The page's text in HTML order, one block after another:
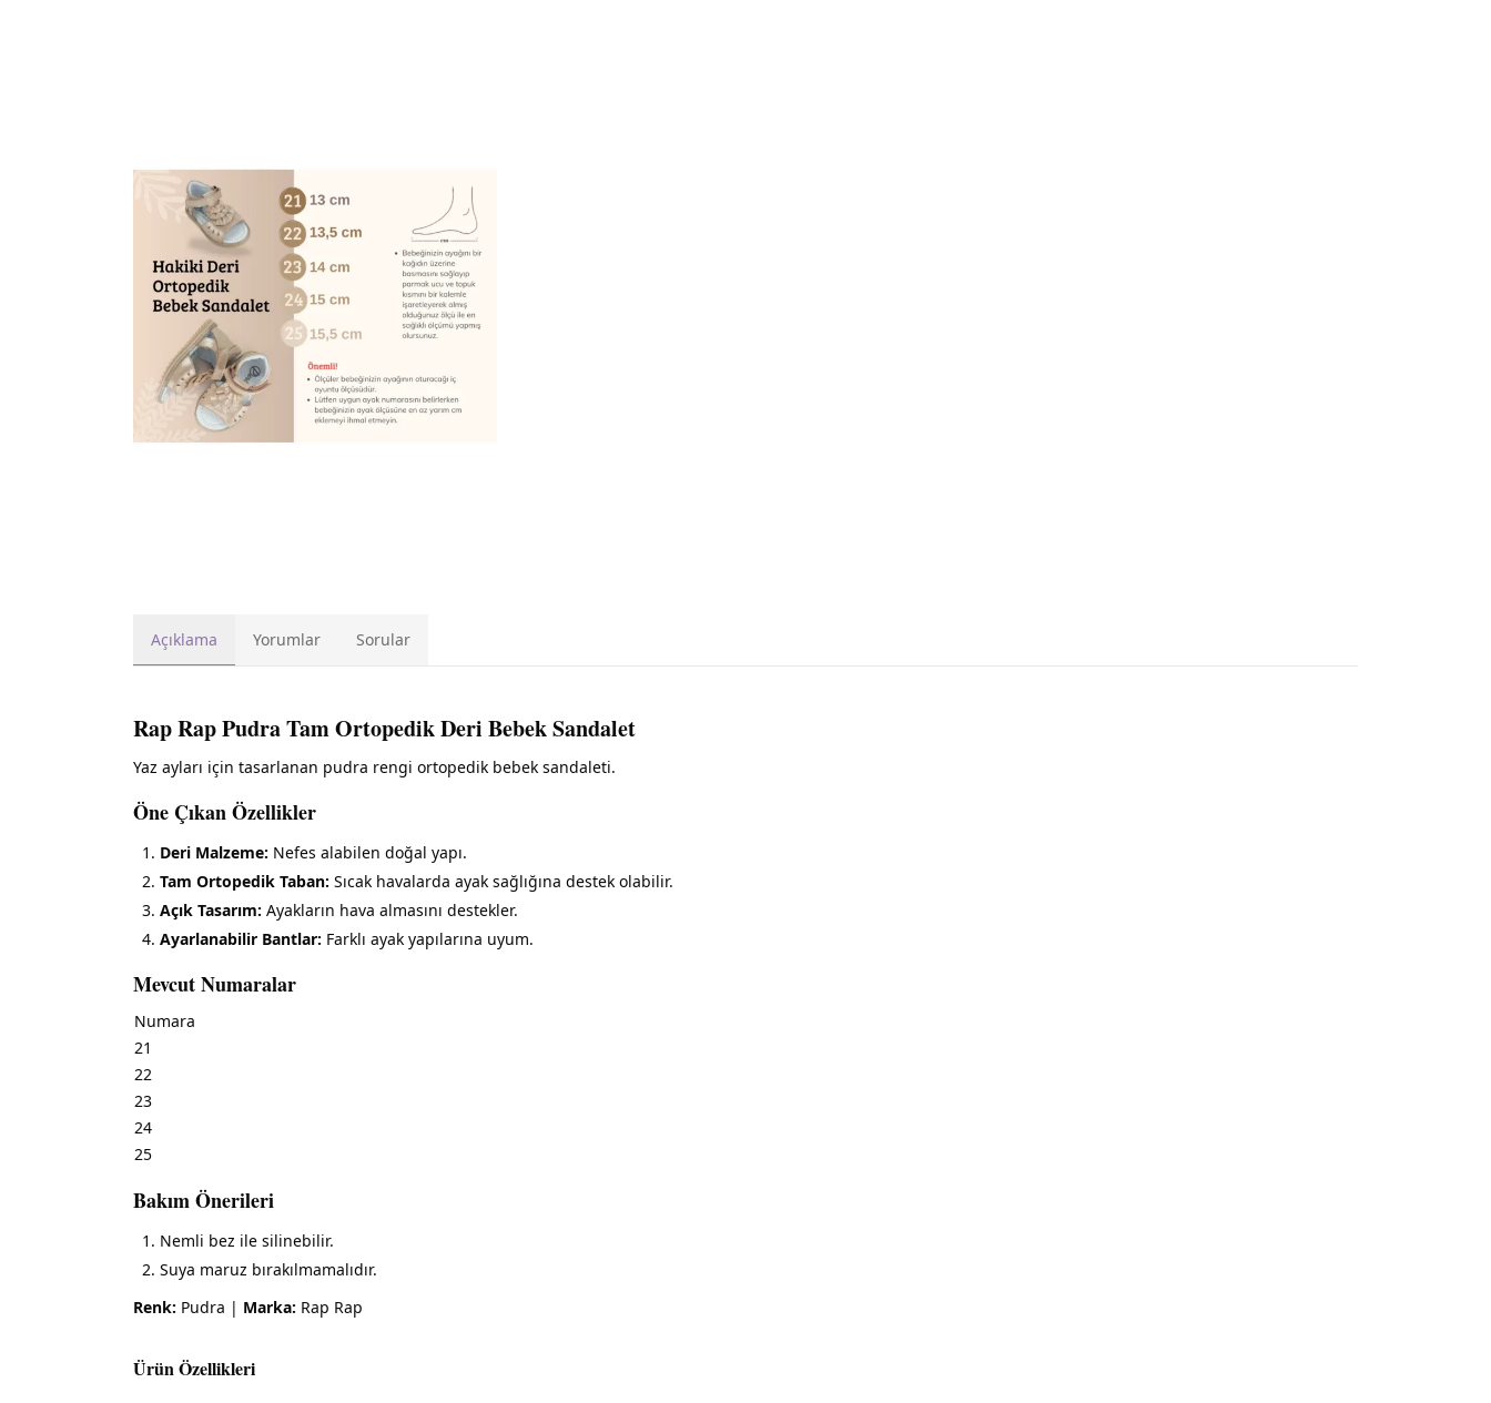
Açıklama Yorumlar Sorular
Rap Rap Pudra Tam Ortopedik Deri Bebek Sandalet
Yaz ayları için tasarlanan pudra rengi ortopedik bebek sandaleti.
Öne Çıkan Özellikler
Deri Malzeme: Nefes alabilen doğal yapı.
Tam Ortopedik Taban: Sıcak havalarda ayak sağlığına destek olabilir.
Açık Tasarım: Ayakların hava almasını destekler.
Ayarlanabilir Bantlar: Farklı ayak yapılarına uyum.
Mevcut Numaralar
Numara
21
22
23
24
25
Bakım Önerileri
Nemli bez ile silinebilir.
Suya maruz bırakılmamalıdır.
Renk: Pudra | Marka: Rap Rap
Ürün Özellikleri